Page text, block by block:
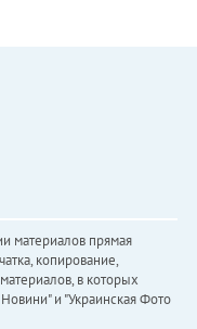
материалов прямая
копирование,
в которых
и "Украинская Фото